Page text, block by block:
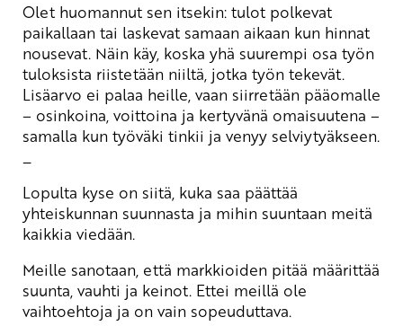
Olet huomannut sen itsekin: tulot polkevat
paikallaan tai laskevat samaan aikaan kun hinnat
nousevat. Näin käy, koska yhä suurempi osa työn
tuloksista riistetään niiltä, jotka työn tekevät.
Lisäarvo ei palaa heille, vaan siirretään pääomalle
– osinkoina, voittoina ja kertyvänä omaisuutena –
samalla kun työväki tinkii ja venyy selviytyäkseen.
Lopulta kyse on siitä, kuka saa päättää
yhteiskunnan suunnasta ja mihin suuntaan meitä
kaikkia viedään.
Meille sanotaan, että markkioiden pitää määrittää
suunta, vauhti ja keinot. Ettei meillä ole
vaihtoehtoja ja on vain sopeuduttava.